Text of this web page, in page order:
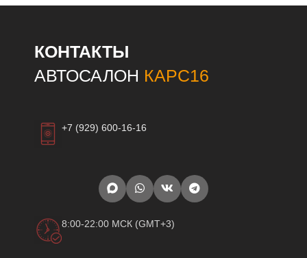
КОНТАКТЫ
АВТОСАЛОН КАРС16
+7 (929) 600-16-16
8:00-22:00 МСК (GMT+3)